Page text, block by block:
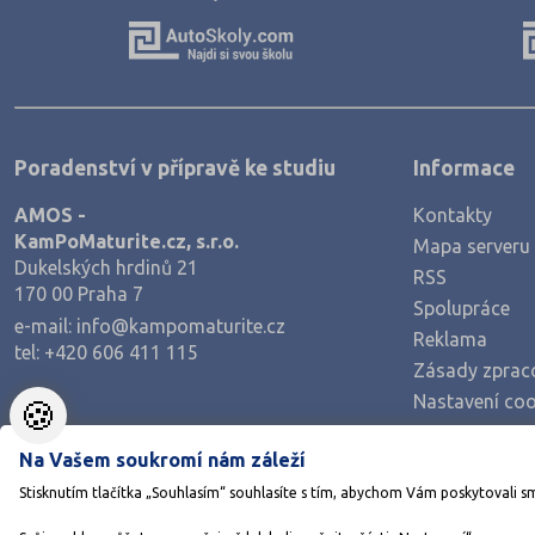
Zemědělství a lesnictví
Policejní a vojenské obory
Právo
Zdravotnické obory
Pedagogika a sociální péče
Umělecké obory
Šance na přijetí
Poradenství v přípravě ke studiu
AMOS -
KamPoMaturite.cz, s.r.o.
Dukelských hrdinů 21
170 00 Praha 7
e-mail: info@kampomaturite.cz
tel: +420 606 411 115
Informace
Kontakty
Mapa serveru
RSS
Spolupráce
Reklama
Zásady
Nastavení
🍪
Na Vašem soukromí nám záleží
Stisknutím tlačítka „Souhlasím“ souhlasíte s tím, abychom Vám poskytovali